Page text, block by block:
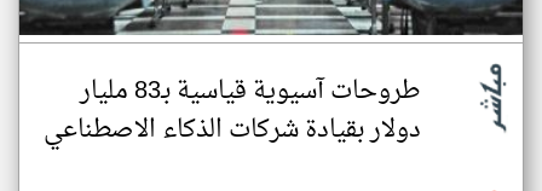
طروحات آسيوية قياسية بـ83 مليار
دولار بقيادة شركات الذكاء الاصطناعي